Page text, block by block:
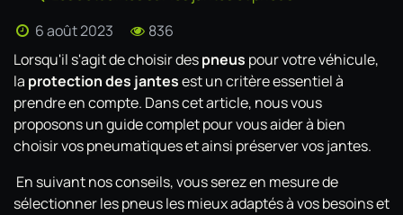
6 août 2023
836
Lorsqu'il s'agit de choisir despneus pour votre véhicule,
la protection des jantesest un critère essentiel à
prendre en compte. Dans cet article, nous vous
proposons un guide complet pour vous aider à bien
choisir vos pneumatiques et ainsi préserver vos jantes.
En suivant nos conseils, vous serez en mesure de
sélectionner les pneus les mieux adaptés à vos besoins et